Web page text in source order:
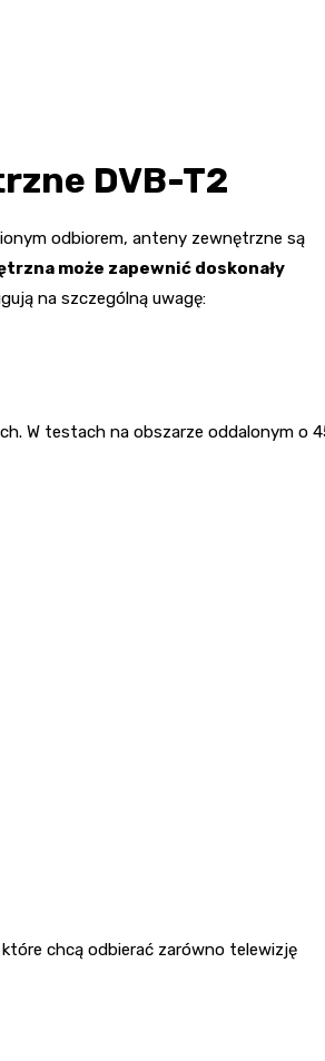
DVB-T2
odbiorem, anteny zewnętrzne są
może zapewnić doskonały
na szczególną uwagę:
W testach na obszarze oddalonym o
chcą odbierać zarówno telewizję